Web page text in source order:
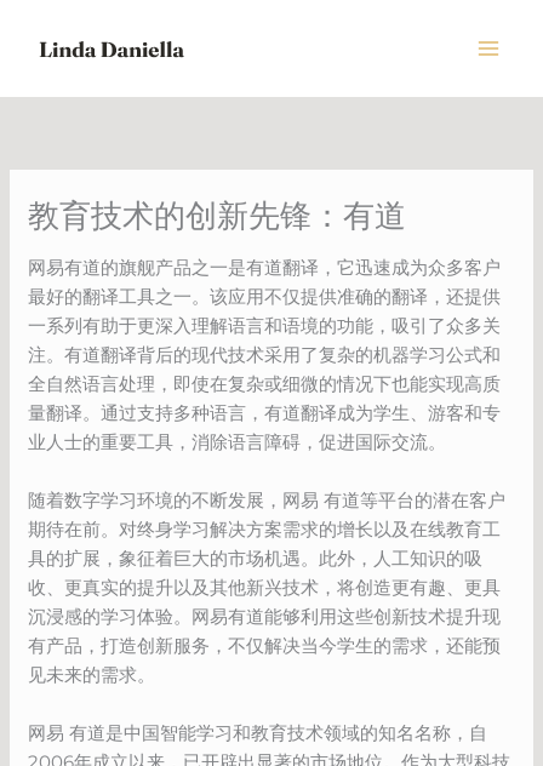
教育技术的创新先锋：有道
网易有道的旗舰产品之一是有道翻译，它迅速成为众多客户
最好的翻译工具之一。该应用不仅提供准确的翻译，还提供
一系列有助于更深入理解语言和语境的功能，吸引了众多关
注。有道翻译背后的现代技术采用了复杂的机器学习公式和
全自然语言处理，即使在复杂或细微的情况下也能实现高质
量翻译。通过支持多种语言，有道翻译成为学生、游客和专
业人士的重要工具，消除语言障碍，促进国际交流。
随着数字学习环境的不断发展，网易 有道等平台的潜在客户
期待在前。对终身学习解决方案需求的增长以及在线教育工
具的扩展，象征着巨大的市场机遇。此外，人工知识的吸
收、更真实的提升以及其他新兴技术，将创造更有趣、更具
沉浸感的学习体验。网易有道能够利用这些创新技术提升现
有产品，打造创新服务，不仅解决当今学生的需求，还能预
见未来的需求。
网易 有道是中国智能学习和教育技术领域的知名名称，自
2006年成立以来，已开辟出显著的市场地位。作为大型科技